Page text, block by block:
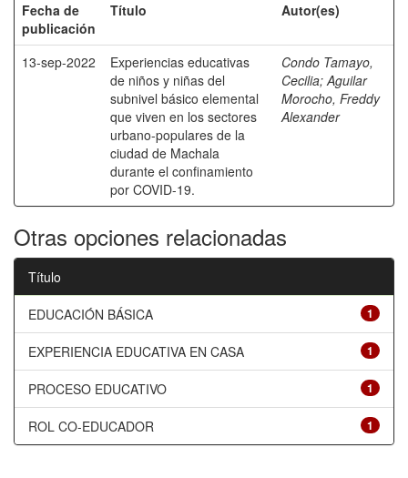
Fecha de
publicación
Título Autor(es)
13-sep-2022
Experiencias educativas
de niños y niñas del
subnivel básico elemental
que viven en los sectores
urbano-populares de la
ciudad de Machala
durante el confinamiento
por COVID-19.
Condo Tamayo,
Cecilia;Aguilar
Morocho, Freddy
Alexander
Otras opciones relacionadas
Título
1
EDUCACIÓN BÁSICA
1
EXPERIENCIA EDUCATIVA EN CASA
1
PROCESO EDUCATIVO
1
ROL CO-EDUCADOR